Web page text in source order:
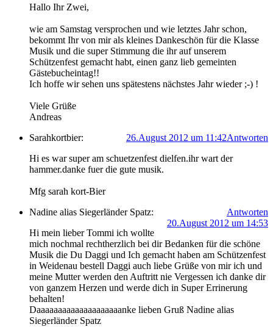
Hallo Ihr Zwei,
wie am Samstag versprochen und wie letztes Jahr schon,
bekommt Ihr von mir als kleines Dankeschön für die Klasse
Musik und die super Stimmung die ihr auf unserem
Schützenfest gemacht habt, einen ganz lieb gemeinten
Gästebucheintag!!
Ich hoffe wir sehen uns spätestens nächstes Jahr wieder ;-) !
Viele Grüße
Andreas
Sarahkortbier:
Antworten
26.August 2012 um 11:42
Hi es war super am schuetzenfest dielfen.ihr wart der
hammer.danke fuer die gute musik.
Mfg sarah kort-Bier
Nadine alias Siegerländer Spatz:
Antworten
20.August 2012 um 14:53
Hi mein lieber Tommi ich wollte
mich nochmal rechtherzlich bei dir Bedanken für die schöne
Musik die Du Daggi und Ich gemacht haben am Schützenfest
in Weidenau bestell Daggi auch liebe Grüße von mir ich und
meine Mutter werden den Auftritt nie Vergessen ich danke dir
von ganzem Herzen und werde dich in Super Errinerung
behalten!
Daaaaaaaaaaaaaaaaaaaanke lieben Gruß Nadine alias
Siegerländer Spatz